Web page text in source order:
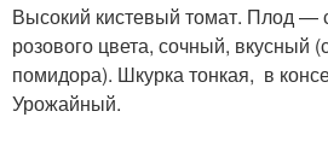
Высокий кистевый томат. Плод —
розового цвета, сочный, вкусный
помидора). Шкурка тонкая, в
Урожайный.